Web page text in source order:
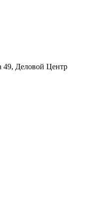
49, Деловой Центр